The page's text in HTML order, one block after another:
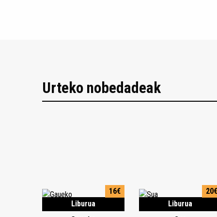
Urteko nobedadeak
Liburua
16€
Liburua
20€